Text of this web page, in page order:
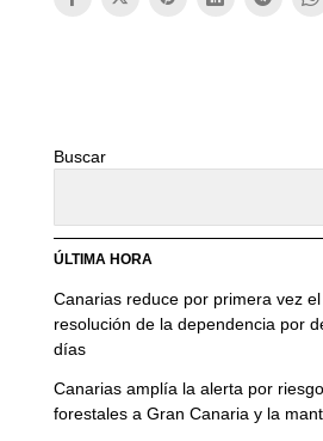
Buscar
ÚLTIMA HORA
Canarias reduce por primera vez
resolución de la dependencia por
días
Canarias amplía la alerta por
forestales a Gran Canaria y la